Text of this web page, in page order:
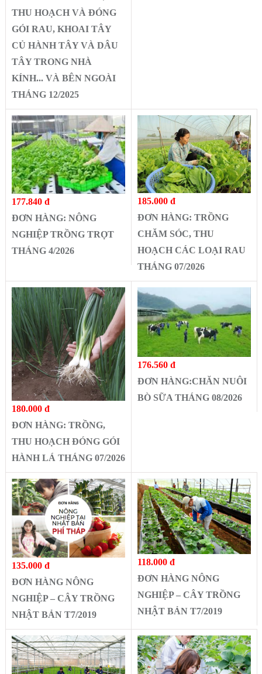
THU HOẠCH VÀ ĐÓNG
GÓI RAU, KHOAI TÂY
CỦ HÀNH TÂY VÀ DÂU
TÂY TRONG NHÀ
KÍNH... VÀ BÊN NGOÀI
THÁNG 12/2025
177.840 đ
ĐƠN HÀNG: NÔNG
NGHIỆP TRỒNG TRỌT
THÁNG 4/2026
185.000 đ
ĐƠN HÀNG: TRỒNG
CHĂM SÓC, THU
HOẠCH CÁC LOẠI RAU
THÁNG 07/2026
180.000 đ
ĐƠN HÀNG: TRỒNG,
THU HOẠCH ĐÓNG GÓI
HÀNH LÁ THÁNG 07/2026
176.560 đ
ĐƠN HÀNG:CHĂN NUÔI
BÒ SỮA THÁNG 08/2026
135.000 đ
ĐƠN HÀNG NÔNG
NGHIỆP – CÂY TRỒNG
NHẬT BẢN T7/2019
118.000 đ
ĐƠN HÀNG NÔNG
NGHIỆP – CÂY TRỒNG
NHẬT BẢN T7/2019